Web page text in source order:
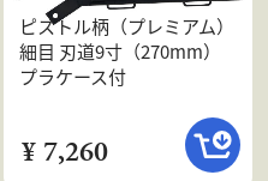
ピストル柄（プレミアム）
細目 刃道9寸（270mm）
プラケース付
¥ 7,260